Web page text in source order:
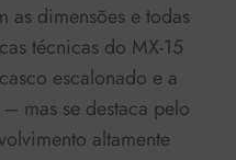
as dimensões e todas
técnicas do MX-15
escalonado e a
mas se destaca pelo
altamente